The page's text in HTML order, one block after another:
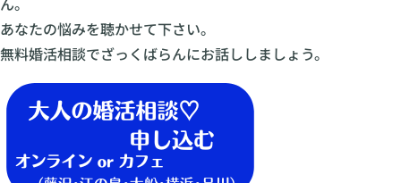
あなたの悩みを聴かせて下さい。
無料婚活相談でざっくばらんにお話ししましょう。